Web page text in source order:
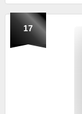
17